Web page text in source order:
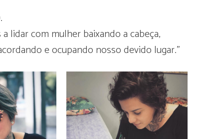
lidar com mulher baixando a cabeça,
e ocupando nosso devido lugar.”